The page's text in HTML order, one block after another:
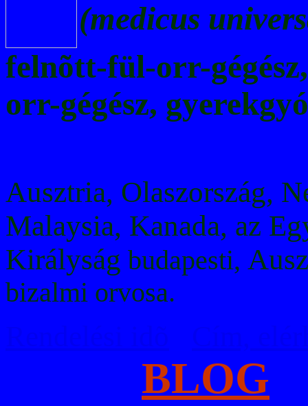
(medicus
felnõtt-fül-orr-
orr-gégész,
Ausztria, Olaszország,
Malaysia, Kanada, az
Királyság budapesti,
bizalmi orvosa.
BLOG